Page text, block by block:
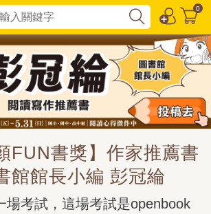
0
FUN書獎】作家推薦書
館館長小編 彭冠綸
場考試，這場考試是openbook